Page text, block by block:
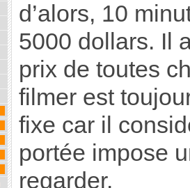
d’alors, 10
5000 dollars. Il
prix de toutes
filmer est
fixe car il
portée impose
regarder.